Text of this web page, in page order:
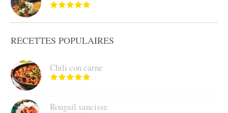
RECETTES POPULAIRES
Chili con carne
Rougail saucisse